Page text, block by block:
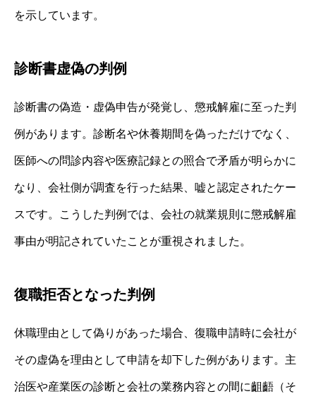
を示しています。
診断書虚偽の判例
診断書の偽造・虚偽申告が発覚し、懲戒解雇に至った判
例があります。診断名や休養期間を偽っただけでなく、
医師への問診内容や医療記録との照合で矛盾が明らかに
なり、会社側が調査を行った結果、嘘と認定されたケー
スです。こうした判例では、会社の就業規則に懲戒解雇
事由が明記されていたことが重視されました。
復職拒否となった判例
休職理由として偽りがあった場合、復職申請時に会社が
その虚偽を理由として申請を却下した例があります。主
治医や産業医の診断と会社の業務内容との間に齟齬（そ